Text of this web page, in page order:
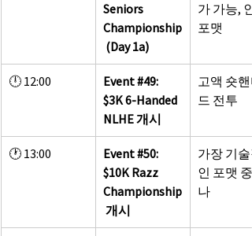
Seniors
Championship
(Day 1a)
가 가능,
포맷
🕛 12:00 Event #49:
$3K 6-Handed
NLHE 개시
고액 숏핸
드 전투
🕐 13:00 Event #50:
$10K Razz
Championship
개시
가장 기술
인 포맷 중
나